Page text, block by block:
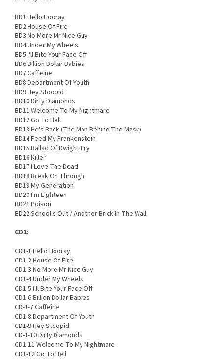
BD1 Hello Hooray
BD2 House Of Fire
BD3 No More Mr Nice Guy
BD4 Under My Wheels
BD5 I'll Bite Your Face Off
BD6 Billion Dollar Babies
BD7 Caffeine
BD8 Department Of Youth
BD9 Hey Stoopid
BD10 Dirty Diamonds
BD11 Welcome To My Nightmare
BD12 Go To Hell
BD13 He's Back (The Man Behind The Mask)
BD14 Feed My Frankenstein
BD15 Ballad Of Dwight Fry
BD16 Killer
BD17 I Love The Dead
BD18 Break On Through
BD19 My Generation
BD20 I'm Eighteen
BD21 Poison
BD22 School's Out / Another Brick In The Wall
CD1:
CD1-1 Hello Hooray
CD1-2 House Of Fire
CD1-3 No More Mr Nice Guy
CD1-4 Under My Wheels
CD1-5 I'll Bite Your Face Off
CD1-6 Billion Dollar Babies
CD-1-7 Caffeine
CD1-8 Department Of Youth
CD1-9 Hey Stoopid
CD-1-10 Dirty Diamonds
CD1-11 Welcome To My Nightmare
CD1-12 Go To Hell